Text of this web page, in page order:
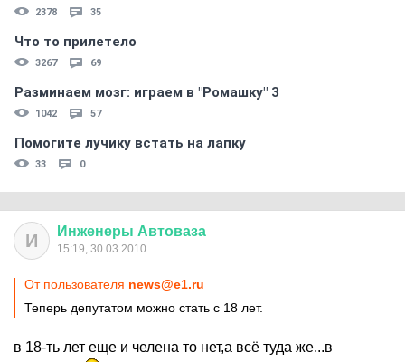
2378 35
Что то прилетело
3267 69
Разминаем мозг: играем в "Ромашку" 3
1042 57
Помогите лучику встать на лапку
33 0
И Инженеры Автоваза
15:19, 30.03.2010
От пользователя news@e1.ru
Теперь депутатом можно стать с 18 лет.
в 18-ть лет еще и челена то нет,а всё туда же...в